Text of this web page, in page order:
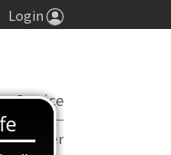
Login
Service